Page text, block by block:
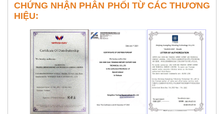
CHỨNG NHẬN PHÂN PHỐI TỪ CÁC THƯƠNG
HIỆU: